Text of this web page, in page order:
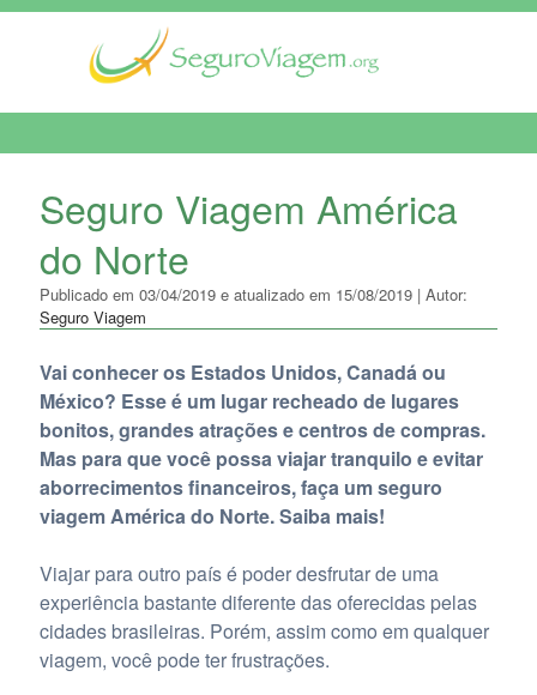
Seguro Viagem América
do Norte
Publicado em 03/04/2019 e atualizado em 15/08/2019 | Autor:
Seguro Viagem
Vai conhecer os Estados Unidos, Canadá ou
México? Esse é um lugar recheado de lugares
bonitos, grandes atrações e centros de compras.
Mas para que você possa viajar tranquilo e evitar
aborrecimentos financeiros, faça um seguro
viagem América do Norte. Saiba mais!
Viajar para outro país é poder desfrutar de uma
experiência bastante diferente das oferecidas pelas
cidades brasileiras. Porém, assim como em qualquer
viagem, você pode ter frustrações.